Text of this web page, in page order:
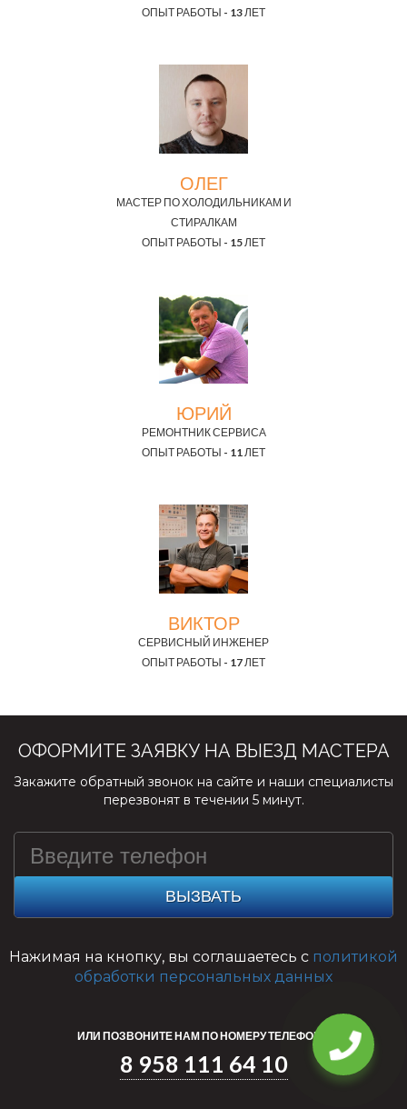
ОПЫТ РАБОТЫ - 13 ЛЕТ
ОЛЕГ
МАСТЕР ПО ХОЛОДИЛЬНИКАМ И
СТИРАЛКАМ
ОПЫТ РАБОТЫ - 15 ЛЕТ
ЮРИЙ
РЕМОНТНИК СЕРВИСА
ОПЫТ РАБОТЫ - 11 ЛЕТ
ВИКТОР
СЕРВИСНЫЙ ИНЖЕНЕР
ОПЫТ РАБОТЫ - 17 ЛЕТ
ОФОРМИТЕ ЗАЯВКУ НА ВЫЕЗД МАСТЕРА
Закажите обратный звонок на сайте и наши специалисты
перезвонят в течении 5 минут.
ВЫЗВАТЬ
Нажимая на кнопку, вы соглашаетесь с политикой
обработки персональных данных
ИЛИ ПОЗВОНИТЕ НАМ ПО НОМЕРУ ТЕЛЕФОНА
8 958 111 64 10